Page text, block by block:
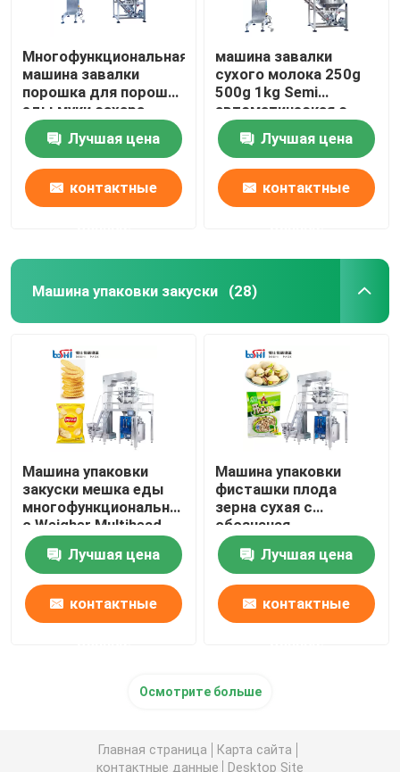
Многофункциональная
машина завалки
порошка для порошка
еды муки сахара
Лучшая цена
контактные
машина завалки
сухого молока 250g
500g 1kg Semi
автоматическая с
управлением PLC
Лучшая цена
контактные
Машина упаковки закуски (28)
Машина упаковки
закуски мешка еды
многофункциональная
с Weigher Multihead
Лучшая цена
контактные
Машина упаковки
фисташки плода
зерна сухая с
обозначая
герметизируя
печатанием даты
Лучшая цена
контактные
Осмотрите больше
Главная страница
Карта сайта
контактные данные
Desktop Site